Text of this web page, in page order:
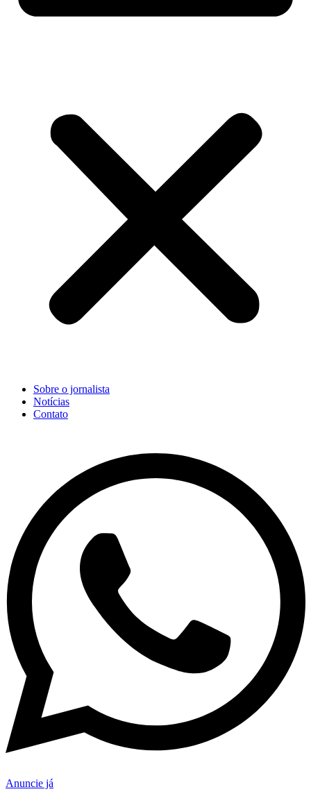
Sobre o jornalista
Notícias
Contato
Anuncie já